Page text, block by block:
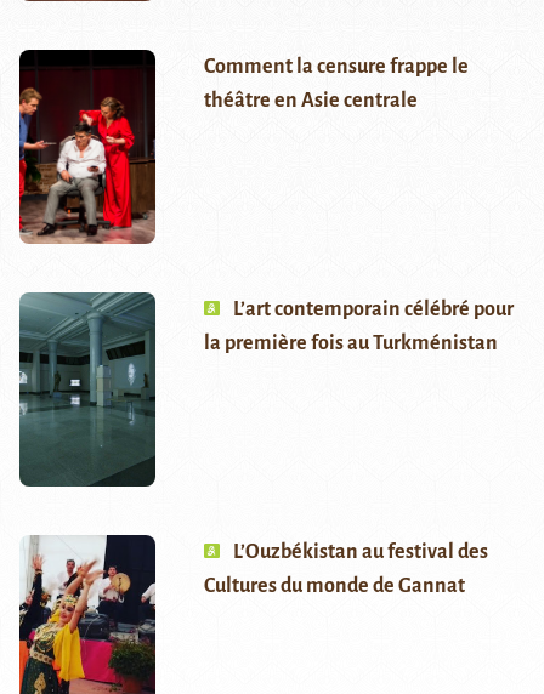
Comment la censure frappe le
théâtre en Asie centrale
L’art contemporain célébré pour
la première fois au Turkménistan
L’Ouzbékistan au festival des
Cultures du monde de Gannat